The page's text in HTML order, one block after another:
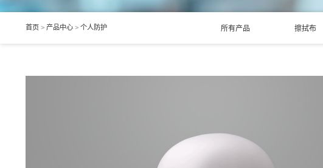
首页 > 产品中心 > 个人防护 所有产品 擦拭布